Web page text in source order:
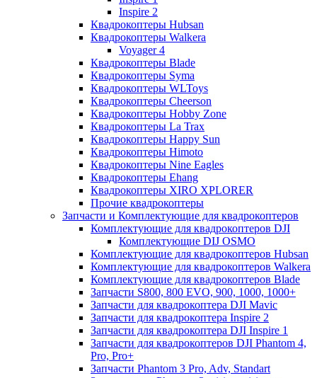
Inspire 2
Квадрокоптеры Hubsan
Квадрокоптеры Walkera
Voyager 4
Квадрокоптеры Blade
Квадрокоптеры Syma
Квадрокоптеры WLToys
Квадрокоптеры Cheerson
Квадрокоптеры Hobby Zone
Квадрокоптеры La Trax
Квадрокоптеры Happy Sun
Квадрокоптеры Himoto
Квадрокоптеры Nine Eagles
Квадрокоптеры Ehang
Квадрокоптеры XIRO XPLORER
Прочие квадрокоптеры
Запчасти и Комплектующие для квадрокоптеров
Комплектующие для квадрокоптеров DJI
Комплектующие DIJ OSMO
Комплектующие для квадрокоптеров Hubsan
Комплектующие для квадрокоптеров Walkera
Комплектующие для квадрокоптеров Blade
Запчасти S800, 800 EVO, 900, 1000, 1000+
Запчасти для квадрокоптера DJI Mavic
Запчасти для квадрокоптера Inspire 2
Запчасти для квадрокоптера DJI Inspire 1
Запчасти для квадрокоптеров DJI Phantom 4,
Pro, Pro+
Запчасти Phantom 3 Pro, Adv, Standart